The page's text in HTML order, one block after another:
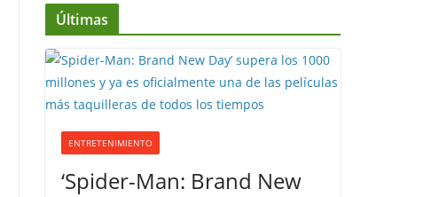
Últimas
ENTRETENIMIENTO
‘Spider-Man: Brand New